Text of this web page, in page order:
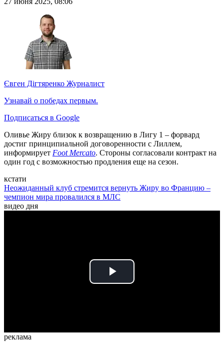
Євген Дігтяренко Журналист
Узнавай о победах первым.
Подписаться в Google
Оливье Жиру близок к возвращению в Лигу 1 – форвард
достиг принципиальной договоренности с Лиллем,
информирует Foot Mercato. Стороны согласовали контракт на
один год с возможностью продления еще на сезон.
кстати
Неожиданный клуб стремится вернуть Жиру во Францию –
чемпион мира провалился в МЛС
видео дня
Play
реклама